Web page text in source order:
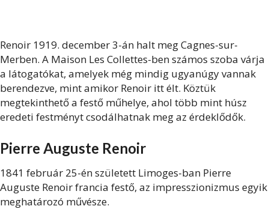
Renoir 1919. december 3-án halt meg Cagnes-sur-
Merben. A Maison Les Collettes-ben számos szoba várja
a látogatókat, amelyek még mindig ugyanúgy vannak
berendezve, mint amikor Renoir itt élt. Köztük
megtekinthető a festő műhelye, ahol több mint húsz
eredeti festményt csodálhatnak meg az érdeklődők.
Pierre Auguste Renoir
1841 február 25-én született Limoges-ban Pierre
Auguste Renoir francia festő, az impresszionizmus egyik
meghatározó művésze.